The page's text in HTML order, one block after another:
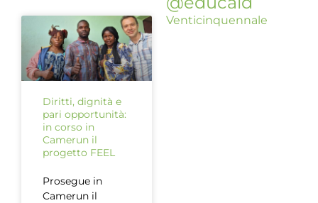
Diritti, dignità e
pari opportunità:
in corso in
Camerun il
progetto FEEL
Prosegue in
Camerun il
Venticinquennale